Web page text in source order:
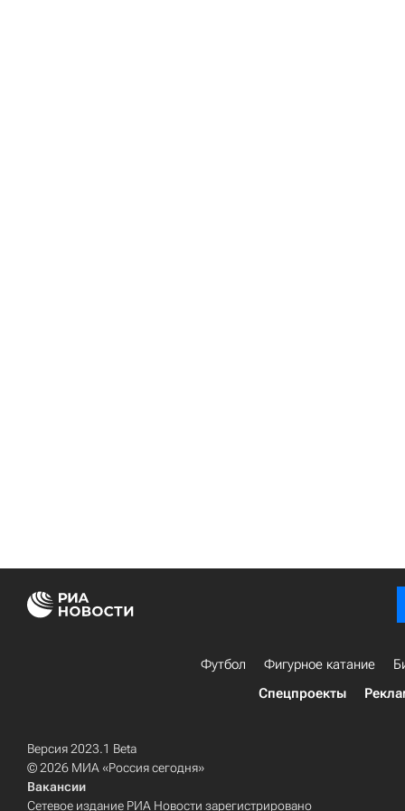
Футбол Фигурное катание
Спецпроекты
Версия 2023.1 Beta
© 2026 МИА «Россия сегодня»
Вакансии
Сетевое издание РИА Новости зарегистрировано